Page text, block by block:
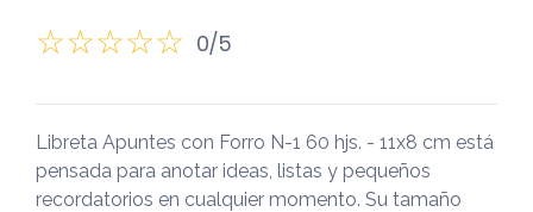
0/5
Libreta Apuntes con Forro N-1 60 hjs. - 11x8 cm está
pensada para anotar ideas, listas y pequeños
recordatorios en cualquier momento. Su tamaño